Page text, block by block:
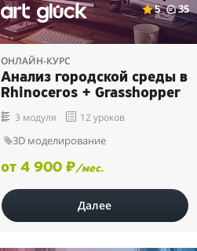
5 35
ОНЛАЙН-КУРС
Анализ городской среды в
Rhinoceros + Grasshopper
3 модуля 12 уроков
3D моделирование
от 4 900 ₽/мес.
Далее